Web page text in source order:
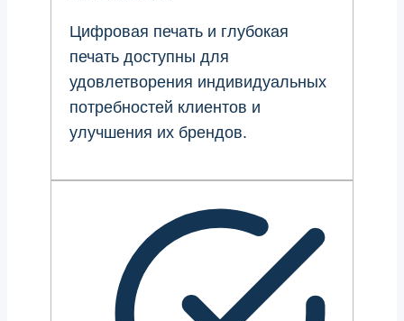
Цифровая печать и глубокая
печать доступны для
удовлетворения индивидуальных
потребностей клиентов и
улучшения их брендов.